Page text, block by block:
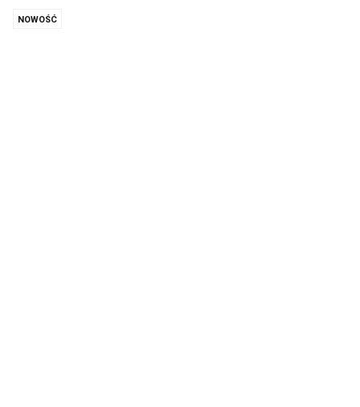
NOWOŚĆ